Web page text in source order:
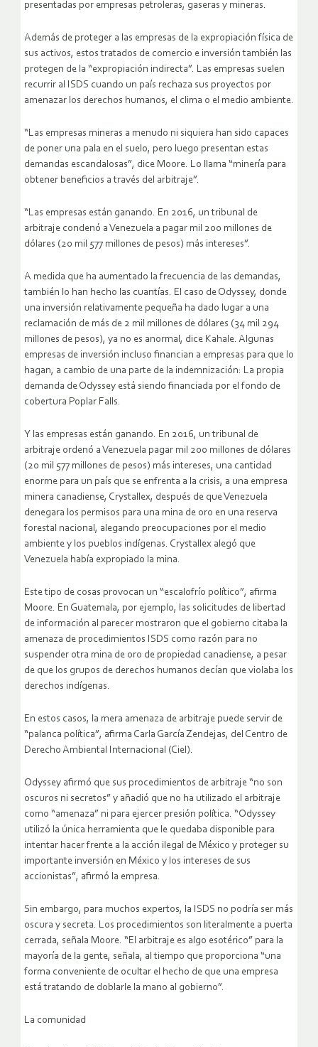
presentadas por empresas petroleras, gaseras y mineras.
Además de proteger a las empresas de la expropiación física de
sus activos, estos tratados de comercio e inversión también las
protegen de la “expropiación indirecta”. Las empresas suelen
recurrir al ISDS cuando un país rechaza sus proyectos por
amenazar los derechos humanos, el clima o el medio ambiente.
“Las empresas mineras a menudo ni siquiera han sido capaces
de poner una pala en el suelo, pero luego presentan estas
demandas escandalosas”, dice Moore. Lo llama “minería para
obtener beneficios a través del arbitraje”.
“Las empresas están ganando. En 2016, un tribunal de
arbitraje condenó a Venezuela a pagar mil 200 millones de
dólares (20 mil 577 millones de pesos) más intereses”.
A medida que ha aumentado la frecuencia de las demandas,
también lo han hecho las cuantías. El caso de Odyssey, donde
una inversión relativamente pequeña ha dado lugar a una
reclamación de más de 2 mil millones de dólares (34 mil 294
millones de pesos), ya no es anormal, dice Kahale. Algunas
empresas de inversión incluso financian a empresas para que lo
hagan, a cambio de una parte de la indemnización: La propia
demanda de Odyssey está siendo financiada por el fondo de
cobertura Poplar Falls.
Y las empresas están ganando. En 2016, un tribunal de
arbitraje ordenó a Venezuela pagar mil 200 millones de dólares
(20 mil 577 millones de pesos) más intereses, una cantidad
enorme para un país que se enfrenta a la crisis, a una empresa
minera canadiense, Crystallex, después de que Venezuela
denegara los permisos para una mina de oro en una reserva
forestal nacional, alegando preocupaciones por el medio
ambiente y los pueblos indígenas. Crystallex alegó que
Venezuela había expropiado la mina.
Este tipo de cosas provocan un “escalofrío político”, afirma
Moore. En Guatemala, por ejemplo, las solicitudes de libertad
de información al parecer mostraron que el gobierno citaba la
amenaza de procedimientos ISDS como razón para no
suspender otra mina de oro de propiedad canadiense, a pesar
de que los grupos de derechos humanos decían que violaba los
derechos indígenas.
En estos casos, la mera amenaza de arbitraje puede servir de
“palanca política”, afirma Carla García Zendejas, del Centro de
Derecho Ambiental Internacional (Ciel).
Odyssey afirmó que sus procedimientos de arbitraje “no son
oscuros ni secretos” y añadió que no ha utilizado el arbitraje
como “amenaza” ni para ejercer presión política. “Odyssey
utilizó la única herramienta que le quedaba disponible para
intentar hacer frente a la acción ilegal de México y proteger su
importante inversión en México y los intereses de sus
accionistas”, afirmó la empresa.
Sin embargo, para muchos expertos, la ISDS no podría ser más
oscura y secreta. Los procedimientos son literalmente a puerta
cerrada, señala Moore. “El arbitraje es algo esotérico” para la
mayoría de la gente, señala, al tiempo que proporciona “una
forma conveniente de ocultar el hecho de que una empresa
está tratando de doblarle la mano al gobierno”.
La comunidad